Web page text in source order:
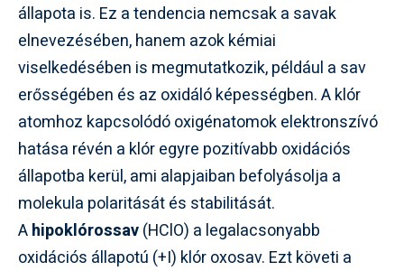
állapota is. Ez a tendencia nemcsak a savak
elnevezésében, hanem azok kémiai
viselkedésében is megmutatkozik, például a sav
erősségében és az oxidáló képességben. A klór
atomhoz kapcsolódó oxigénatomok elektronszívó
hatása révén a klór egyre pozitívabb oxidációs
állapotba kerül, ami alapjaiban befolyásolja a
molekula polaritását és stabilitását.
Ahipoklórossav(HClO) a legalacsonyabb
oxidációs állapotú (+I) klór oxosav. Ezt követi a